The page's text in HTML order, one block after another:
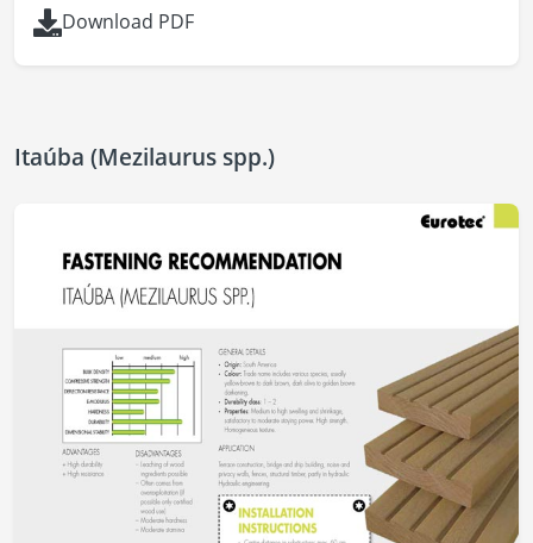
Download PDF
Itaúba (Mezilaurus spp.)